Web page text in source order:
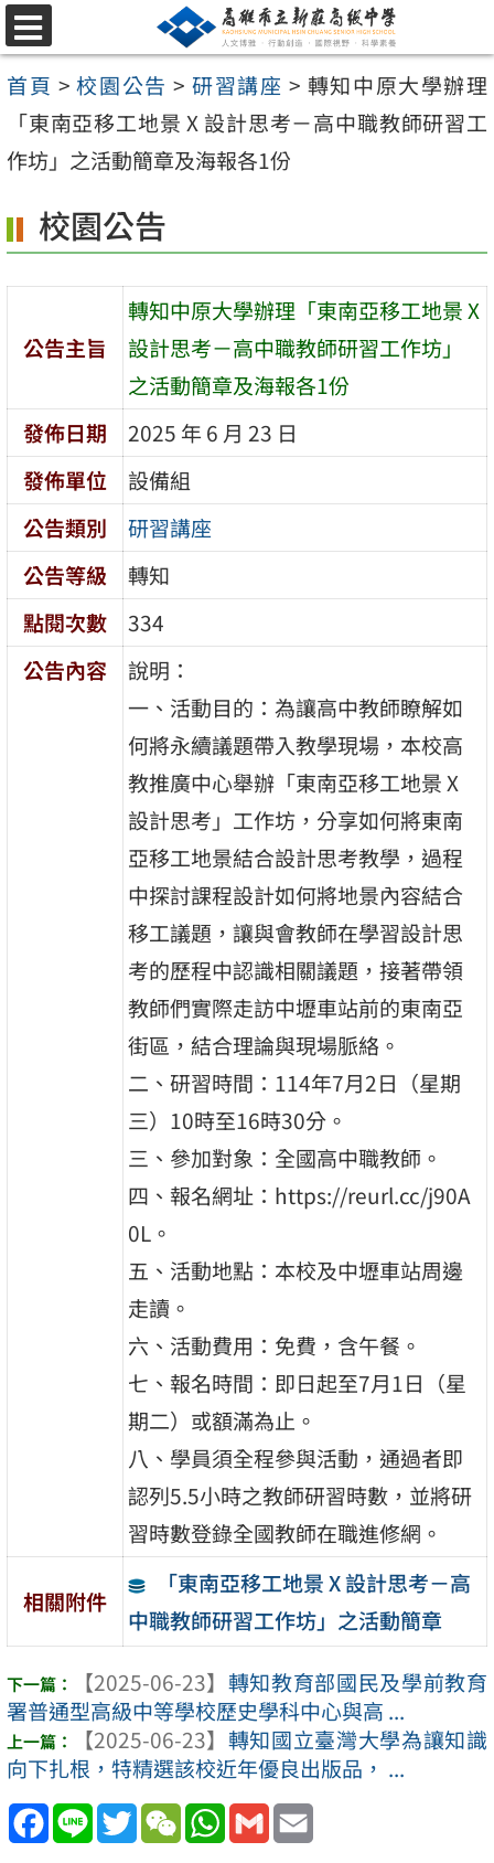
跳
至
主
內
區
選
單
首頁 >校園公告 >研習講座 > 轉知中原大學辦理
「東南亞移工地景 X 設計思考－高中職教師研習工
作坊」之活動簡章及海報各1份
校園公告
公告主旨
轉知中原大學辦理「東南亞移工地景 X
設計思考－高中職教師研習工作坊」
之活動簡章及海報各1份
發佈日期
2025 年 6 月 23 日
發佈單位
設備組
公告類別
研習講座
公告等級
轉知
點閱次數
334
公告內容
說明：
一、活動目的：為讓高中教師瞭解如
何將永續議題帶入教學現場，本校高
教推廣中心舉辦「東南亞移工地景 X
設計思考」工作坊，分享如何將東南
亞移工地景結合設計思考教學，過程
中探討課程設計如何將地景內容結合
移工議題，讓與會教師在學習設計思
考的歷程中認識相關議題，接著帶領
教師們實際走訪中壢車站前的東南亞
街區，結合理論與現場脈絡。
二、研習時間：114年7月2日（星期
三）10時至16時30分。
三、參加對象：全國高中職教師。
四、報名網址：https://reurl.cc/j90A
0L。
五、活動地點：本校及中壢車站周邊
走讀。
六、活動費用：免費，含午餐。
七、報名時間：即日起至7月1日（星
期二）或額滿為止。
八、學員須全程參與活動，通過者即
認列5.5小時之教師研習時數，並將研
習時數登錄全國教師在職進修網。
相關附件
「東南亞移工地景 X 設計思考－高
中職教師研習工作坊」之活動簡章
【2025-06-23】 轉知教育部國民及學前教育
署普通型高級中等學校歷史學科中心與高 ...
【2025-06-23】 轉知國立臺灣大學為讓知識
向下扎根，特精選該校近年優良出版品， ...
Facebook
Line TwitterWeChatWhatsApp
Gmail